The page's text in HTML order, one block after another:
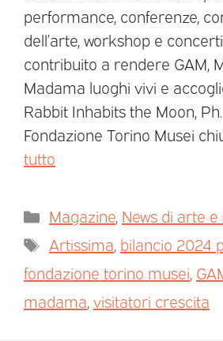
performance, conferenze,
dell’arte, workshop e
contribuito a rendere GAM,
Madama luoghi vivi e
Rabbit Inhabits the Moon,
Fondazione Torino Musei
tutto
Magazine, News di arte
Artissima, bilancio 2024
fondazione torino musei,
madama,visitatori crescita